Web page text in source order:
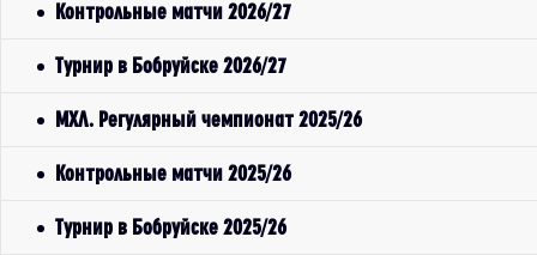
Контрольные матчи 2026/27
Турнир в Бобруйске 2026/27
МХЛ. Регулярный чемпионат 2025/26
Контрольные матчи 2025/26
Турнир в Бобруйске 2025/26